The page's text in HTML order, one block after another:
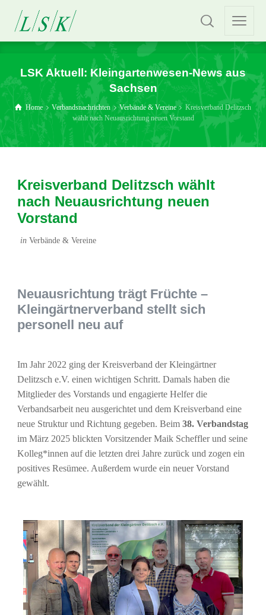
LSK Aktuell: Kleingartenwesen-News aus
Sachsen
Home Verbandsnachrichten Verbände & Vereine
Kreisverband Delitzsch
wählt nach Neuausrichtung neuen Vorstand
Kreisverband Delitzsch wählt
nach Neuausrichtung neuen
Vorstand
in Verbände & Vereine
Neuausrichtung trägt Früchte –
Kleingärtnerverband stellt sich
personell neu auf
Im Jahr 2022 ging der Kreisverband der Kleingärtner
Delitzsch e.V. einen wichtigen Schritt. Damals haben die
Mitglieder des Vorstands und engagierte Helfer die
Verbandsarbeit neu ausgerichtet und dem Kreisverband eine
neue Struktur und Richtung gegeben. Beim 38. Verbandstag
im März 2025 blickten Vorsitzender Maik Scheffler und seine
Kolleg*innen auf die letzten drei Jahre zurück und zogen ein
positives Resümee. Außerdem wurde ein neuer Vorstand
gewählt.